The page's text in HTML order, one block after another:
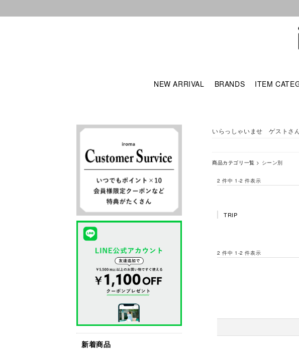
NEW ARRIVAL BRANDS ITEM
新着商品
いらっしゃいませ ゲストさ
商品カテゴリ一覧 > シーン別
2 件中 1-2 件表示
TRIP
2 件中 1-2 件表示